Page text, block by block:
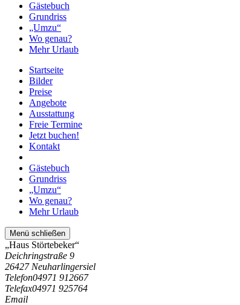
Gästebuch
Grundriss
„Umzu“
Wo genau?
Mehr Urlaub
Startseite
Bilder
Preise
Angebote
Ausstattung
Freie Termine
Jetzt buchen!
Kontakt
Gästebuch
Grundriss
„Umzu“
Wo genau?
Mehr Urlaub
Menü schließen
„Haus Störtebeker“
Deichringstraße 9
26427 Neuharlingersiel
Telefon04971 912667
Telefax04971 925764
Email